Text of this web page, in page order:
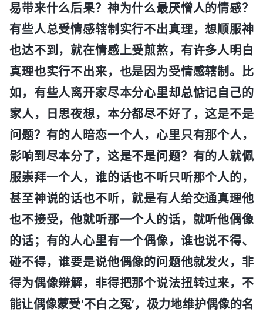
易带来什么后果？神为什么最厌憎人的情感？
有些人总受情感辖制实行不出真理，想顺服神
也达不到，就在情感上受煎熬，有许多人明白
真理也实行不出来，也是因为受情感辖制。比
如，有些人离开家尽本分心里却总惦记自己的
家人，日思夜想，本分都尽不好了，这是不是
问题？有的人暗恋一个人，心里只有那个人，
影响到尽本分了，这是不是问题？有的人就佩
服崇拜一个人，谁的话也不听只听那个人的，
甚至神说的话也不听，就是有人给交通真理他
也不接受，他就听那一个人的话，就听他偶像
的话；有的人心里有一个偶像，谁也说不得、
碰不得，谁要是说他偶像的问题他就发火，非
得为偶像辩解，非得把那个说法扭转过来，不
能让偶像蒙受‘不白之冤’，极力地维护偶像的名